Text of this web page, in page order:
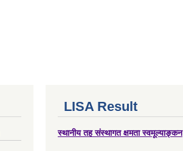
LISA Result
स्थानीय तह संस्थागत क्षमता स्वमूल्याङ्कन